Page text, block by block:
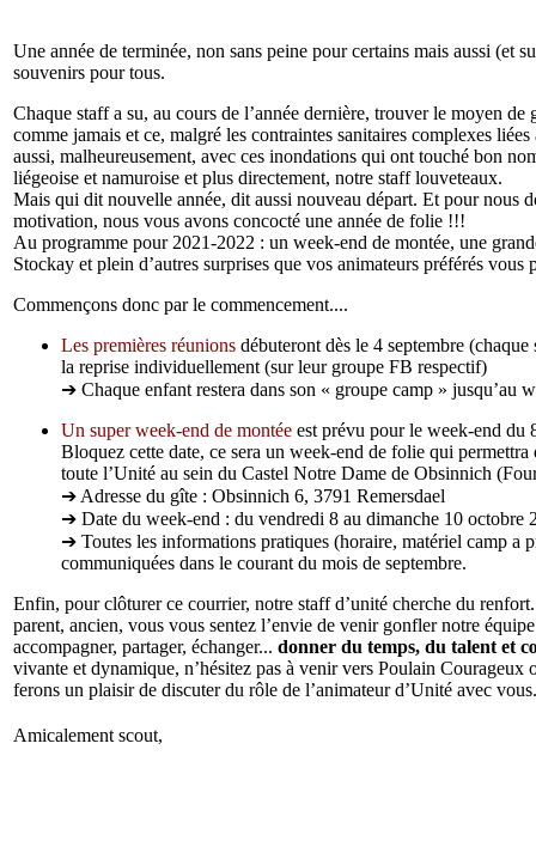
Une année de terminée, non sans peine pour certains mais aussi (et
souvenirs pour tous.
Chaque staff a su, au cours de l’année dernière, trouver le moyen
comme jamais et ce, malgré les contraintes sanitaires complexes
aussi, malheureusement, avec ces inondations qui ont touché bon
liégeoise et namuroise et plus directement, notre staff louveteaux.
Mais qui dit nouvelle année, dit aussi nouveau départ. Et pour nous
motivation, nous vous avons concocté une année de folie !!!
Au programme pour 2021-2022 : un week-end de montée, une
Stockay et plein d’autres surprises que vos animateurs préférés vous
Commençons donc par le commencement....
Les premières réunions débuteront dès le 4 septembre
la reprise individuellement (sur leur groupe FB respectif)
➔ Chaque enfant restera dans son « groupe camp » jusqu’au
Un super week-end de montée est prévu pour le week-end du
Bloquez cette date, ce sera un week-end de folie qui permettra
toute l’Unité au sein du Castel Notre Dame de Obsinnich
➔ Adresse du gîte : Obsinnich 6, 3791 Remersdael
➔ Date du week-end : du vendredi 8 au dimanche 10 octobre
➔ Toutes les informations pratiques (horaire, matériel camp a
communiquées dans le courant du mois de septembre.
Enfin, pour clôturer ce courrier, notre staff d’unité cherche du
parent, ancien, vous vous sentez l’envie de venir gonfler notre
accompagner, partager, échanger... donner du temps, du talent et
vivante et dynamique, n’hésitez pas à venir vers Poulain Courageux
ferons un plaisir de discuter du rôle de l’animateur d’Unité avec vous.
Amicalement scout,